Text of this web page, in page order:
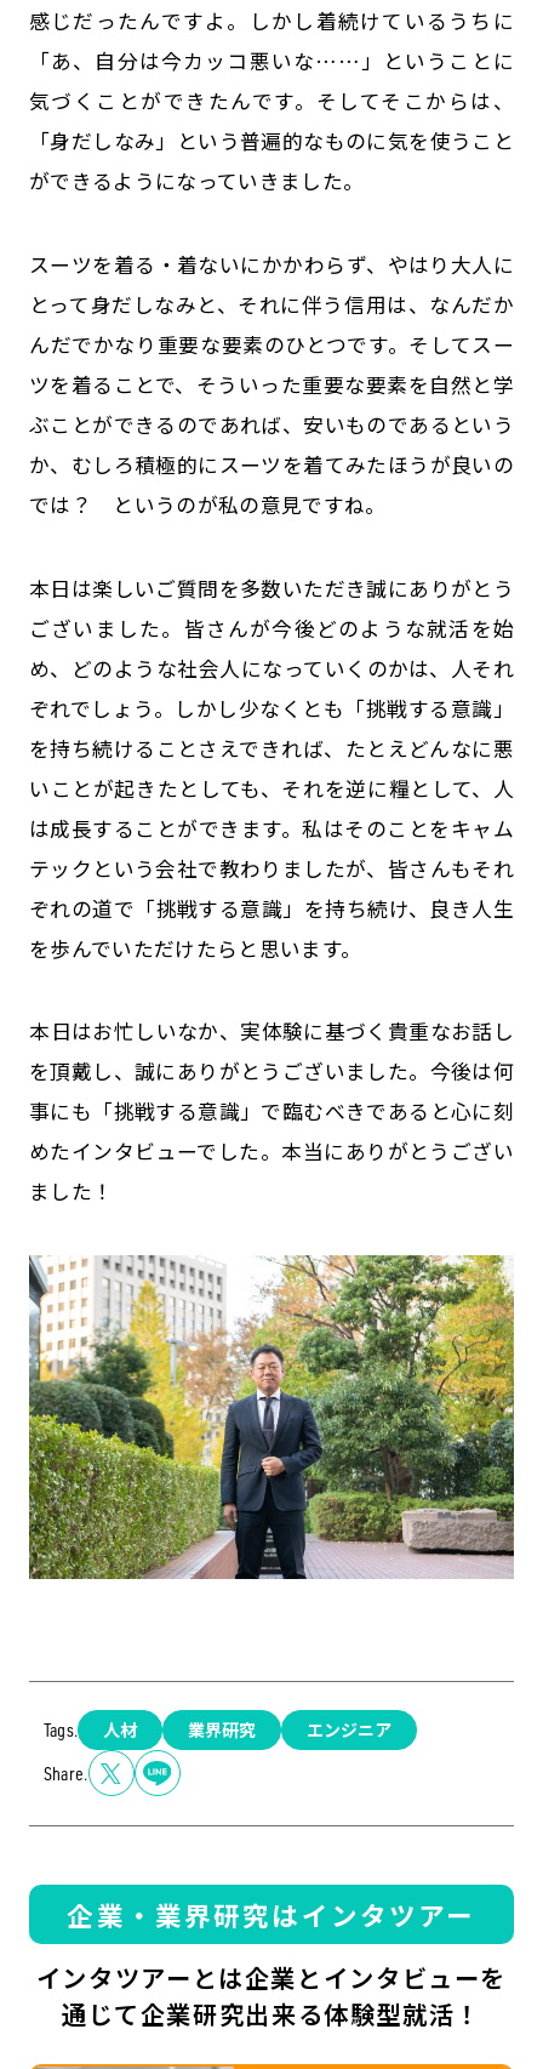
感じだったんですよ。しかし着続けているうちに
「あ、自分は今カッコ悪いな……」ということに
気づくことができたんです。そしてそこからは、
「身だしなみ」という普遍的なものに気を使うこと
ができるようになっていきました。
スーツを着る・着ないにかかわらず、やはり大人に
とって身だしなみと、それに伴う信用は、なんだか
んだでかなり重要な要素のひとつです。そしてスー
ツを着ることで、そういった重要な要素を自然と学
ぶことができるのであれば、安いものであるという
か、むしろ積極的にスーツを着てみたほうが良いの
では？ というのが私の意見ですね。
本日は楽しいご質問を多数いただき誠にありがとう
ございました。皆さんが今後どのような就活を始
め、どのような社会人になっていくのかは、人それ
ぞれでしょう。しかし少なくとも「挑戦する意識」
を持ち続けることさえできれば、たとえどんなに悪
いことが起きたとしても、それを逆に糧として、人
は成長することができます。私はそのことをキャム
テックという会社で教わりましたが、皆さんもそれ
ぞれの道で「挑戦する意識」を持ち続け、良き人生
を歩んでいただけたらと思います。
――本日はお忙しいなか、実体験に基づく貴重なお話し
を頂戴し、誠にありがとうございました。今後は何
事にも「挑戦する意識」で臨むべきであると心に刻
めたインタビューでした。本当にありがとうござい
ました！
Tags. 人材 業界研究 エンジニア
Share.
企業・業界研究はインタツアー
インタツアーとは企業とインタビューを
通じて企業研究出来る体験型就活！